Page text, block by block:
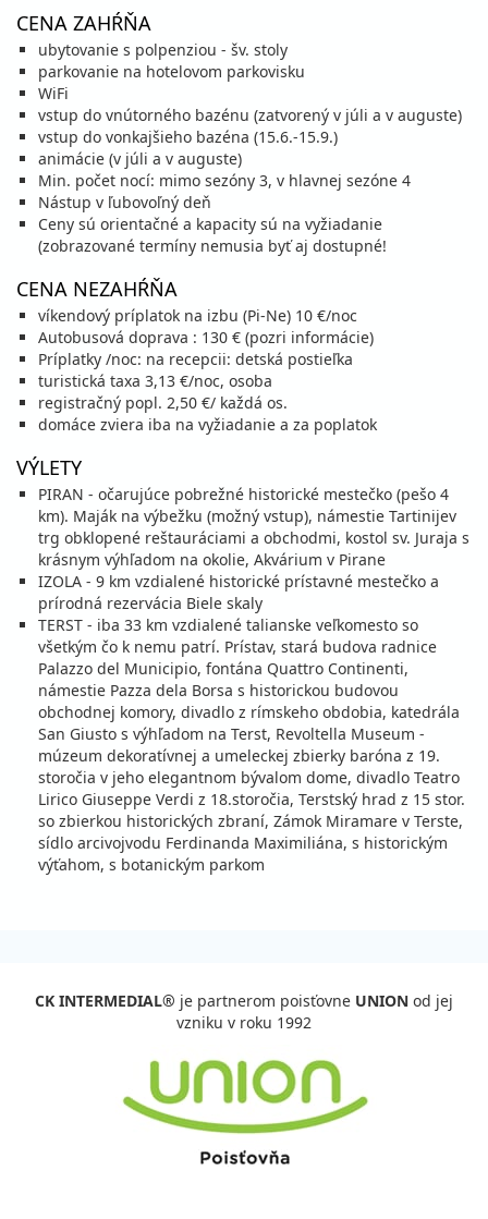
22.08. - 29.08.26
polpenzia vlastná
cena za 8 dní (7 nocí)
vypočítať cenu
25.08. - 30.08.26 utorok - nedeľa
polpenzia vlastná
vypočítať cenu
29.08. - 05.09.26
polpenzia vlastná
cena za 8 dní (7 nocí)
vypočítať cenu
30.08. - 04.09.26 nedeľa - piatok
polpenzia vlastná
vypočítať cenu
september 2026
04.09. - 09.09.26 piatok - streda
polpenzia vlastná
510 €
cena za 6 dní (5 nocí)
vypočítať cenu
05.09. - 12.09.26 sobota - sobota
polpenzia vlastná
714 €
cena za 8 dní (7 nocí)
vypočítať cenu
09.09. - 14.09.26 streda - pondelok
12.09. - 19.09.26 sobota - sobota
vlastná
cena za 8 dní (7 nocí)
vypočítať cenu
14.09. - 19.09.26 pondelok - sobota
CENA ZAHŔŇA
ubytovanie s polpenziou - šv. stoly
parkovanie na hotelovom parkovisku
WiFi
vstup do vnútorného bazénu (zatvorený v júli a v auguste)
vstup do vonkajšieho bazéna (15.6.-15.9.)
animácie (v júli a v auguste)
Min. počet nocí: mimo sezóny 3, v hlavnej sezóne 4
Nástup v ľubovoľný deň
Ceny sú orientačné a kapacity sú na vyžiadanie
(zobrazované termíny nemusia byť aj dostupné!
CENA NEZAHŔŇA
víkendový príplatok na izbu (Pi-Ne) 10 €/noc
Autobusová doprava : 130 € (pozri informácie)
Príplatky /noc: na recepcii: detská postieľka
turistická taxa 3,13 €/noc, osoba
registračný popl. 2,50 €/ každá os.
domáce zviera iba na vyžiadanie a za poplatok
VÝLETY
PIRAN - očarujúce pobrežné historické mestečko (pešo 4
km). Maják na výbežku (možný vstup), námestie Tartinijev
trg obklopené reštauráciami a obchodmi, kostol sv. Juraja s
krásnym výhľadom na okolie, Akvárium v Pirane
IZOLA - 9 km vzdialené historické prístavné mestečko a
prírodná rezervácia Biele skaly
TERST - iba 33 km vzdialené talianske veľkomesto so
všetkým čo k nemu patrí. Prístav, stará budova radnice
Palazzo del Municipio, fontána Quattro Continenti,
námestie Pazza dela Borsa s historickou budovou
obchodnej komory, divadlo z rímskeho obdobia, katedrála
San Giusto s výhľadom na Terst, Revoltella Museum -
múzeum dekoratívnej a umeleckej zbierky baróna z 19.
storočia v jeho elegantnom bývalom dome, divadlo Teatro
Lirico Giuseppe Verdi z 18.storočia, Terstský hrad z 15 stor.
so zbierkou historických zbraní, Zámok Miramare v Terste,
sídlo arcivojvodu Ferdinanda Maximiliána, s historickým
výťahom, s botanickým parkom
CK INTERMEDIAL® je partnerom poisťovne UNION od jej
vzniku v roku 1992